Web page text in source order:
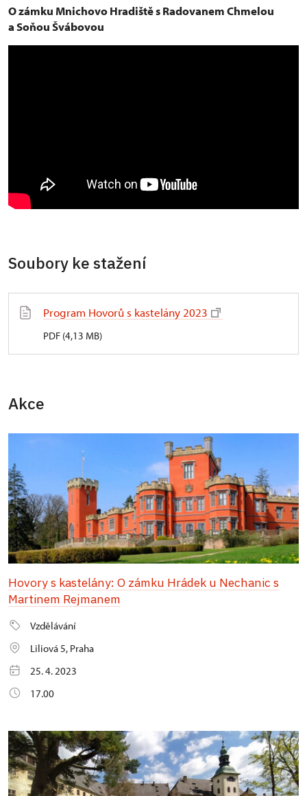
O zámku Mnichovo Hradiště s Radovanem Chmelou
a Soňou Švábovou
Soubory ke stažení
Program Hovorů s kastelány 2023
PDF (4,13 MB)
Akce
Hovory s kastelány: O zámku Hrádek u Nechanic s
Martinem Rejmanem
Vzdělávání
Liliová 5, Praha
25. 4. 2023
17.00